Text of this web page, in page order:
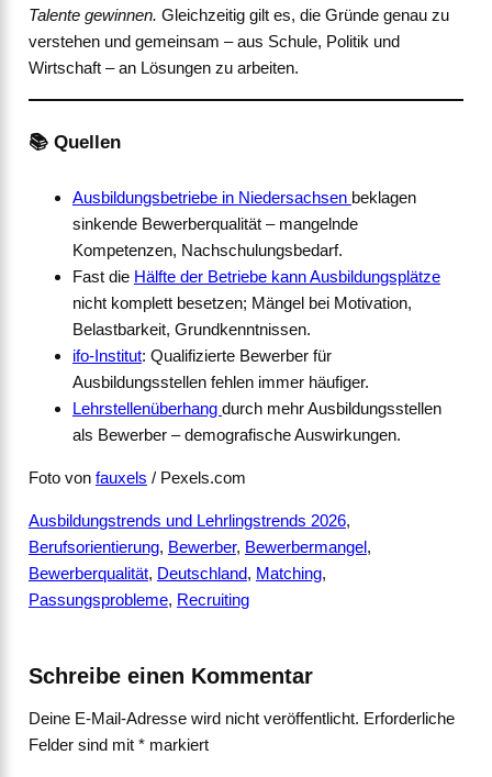
Talente gewinnen. Gleichzeitig gilt es, die Gründe genau zu
verstehen und gemeinsam – aus Schule, Politik und
Wirtschaft – an Lösungen zu arbeiten.
📚 Quellen
Ausbildungsbetriebe in Niedersachsen beklagen
sinkende Bewerberqualität – mangelnde
Kompetenzen, Nachschulungsbedarf.
Fast die Hälfte der Betriebe kann Ausbildungsplätze
nicht komplett besetzen; Mängel bei Motivation,
Belastbarkeit, Grundkenntnissen.
ifo-Institut: Qualifizierte Bewerber für
Ausbildungsstellen fehlen immer häufiger.
Lehrstellenüberhang durch mehr Ausbildungsstellen
als Bewerber – demografische Auswirkungen.
Foto von fauxels / Pexels.com
Ausbildungstrends und Lehrlingstrends 2026
Berufsorientierung, Bewerber, Bewerbermangel
Bewerberqualität, Deutschland, Matching
Passungsprobleme, Recruiting
Schreibe einen Kommentar
Deine E-Mail-Adresse wird nicht veröffentlicht. Erforderliche
Felder sind mit *markiert